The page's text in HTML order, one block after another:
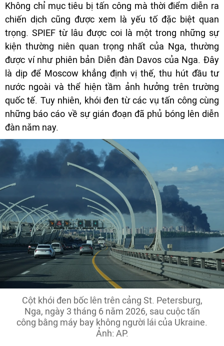
Không chỉ mục tiêu bị tấn công mà thời điểm diễn ra
chiến dịch cũng được xem là yếu tố đặc biệt quan
trọng. SPIEF từ lâu được coi là một trong những sự
kiện thường niên quan trọng nhất của Nga, thường
được ví như phiên bản Diễn đàn Davos của Nga. Đây
là dịp để Moscow khẳng định vị thế, thu hút đầu tư
nước ngoài và thể hiện tầm ảnh hưởng trên trường
quốc tế. Tuy nhiên, khói đen từ các vụ tấn công cùng
những báo cáo về sự gián đoạn đã phủ bóng lên diễn
đàn năm nay.
Cột khói đen bốc lên trên cảng St. Petersburg,
Nga, ngày 3 tháng 6 năm 2026, sau cuộc tấn
công bằng máy bay không người lái của Ukraine.
Ảnh: AP.